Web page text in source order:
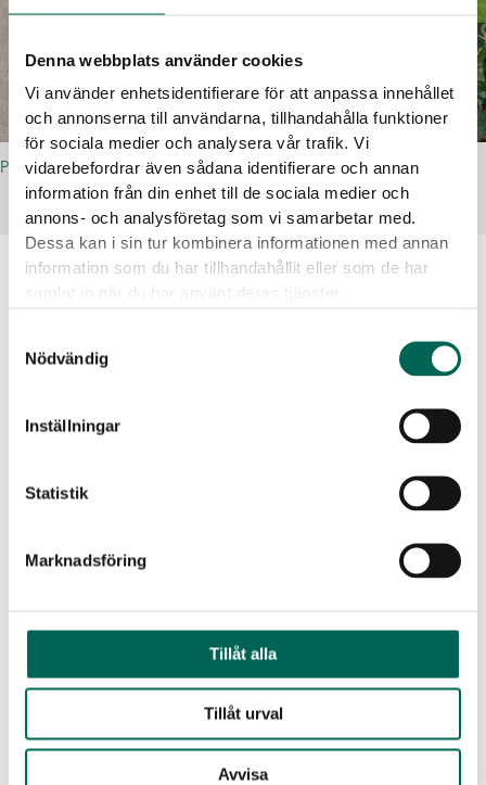
Denna webbplats använder cookies
Vi använder enhetsidentifierare för att anpassa innehållet
och annonserna till användarna, tillhandahålla funktioner
för sociala medier och analysera vår trafik. Vi
vidarebefordrar även sådana identifierare och annan
information från din enhet till de sociala medier och
annons- och analysföretag som vi samarbetar med.
Dessa kan i sin tur kombinera informationen med annan
information som du har tillhandahållit eller som de har
samlat in när du har använt deras tjänster.
Nödvändig
Inställningar
Statistik
Marknadsföring
Tillåt alla
Tillåt urval
Avvisa
PRINT
PADEL ZENTER MILANO